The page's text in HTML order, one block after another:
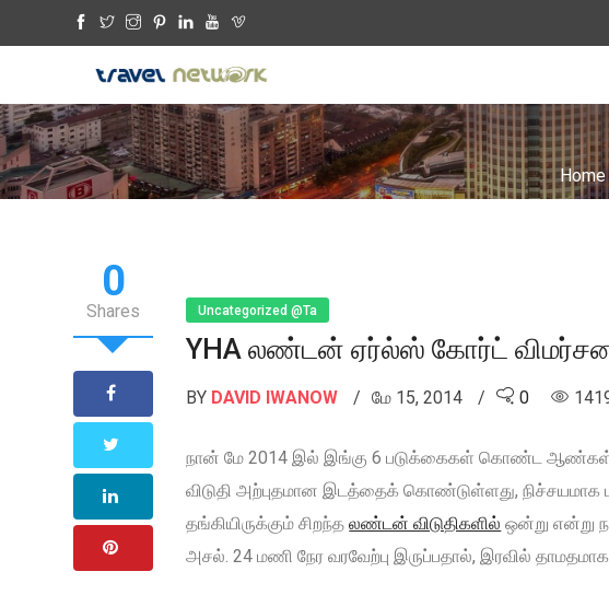
Home
0
Shares Uncategorized @ta
YHA லண்டன் ஏர்ல்ஸ் கோர்ட்
BY DAVID IWANOW மே 15, 2014 0
நான் மே 2014 இல் இங்கு 6 படுக்கைகள் கொண்ட ஆண்கள்
விடுதி அற்புதமான இடத்தைக் கொண்டுள்ளது, நிச்சயமாக
தங்கியிருக்கும் சிறந்தலண்டன் விடுதிகளில் ஒன்று என்று
அசல். 24 மணி நேர வரவேற்பு இருப்பதால், இரவில்